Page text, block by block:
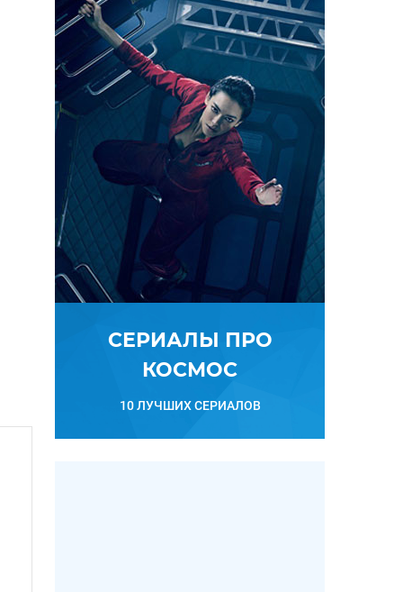
СЕРИАЛЫ ПРО
КОСМОС
10 ЛУЧШИХ СЕРИАЛОВ